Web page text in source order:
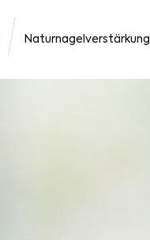
Naturnagelverstärkung